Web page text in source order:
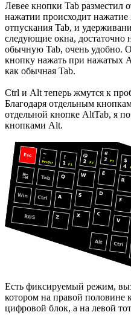
Левее кнопки Tab разместил
нажатии происходит
отпускания Tab, и
следующие окна, достаточно
обычную Tab, очень удобно.
кнопку нажать при нажатых
как обычная Tab.
Ctrl и Alt теперь жмутся к
Благодаря отдельным
отдельной кнопке AltTab, я
кнопками Alt.
Есть фиксируемый режим,
котором на правой половине
цифровой блок, а на левой